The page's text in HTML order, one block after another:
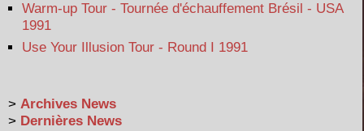
Warm-up Tour - Tournée d'échauffement Brésil - USA
1991
Use Your Illusion Tour - Round I 1991
> Archives News
> Dernières News